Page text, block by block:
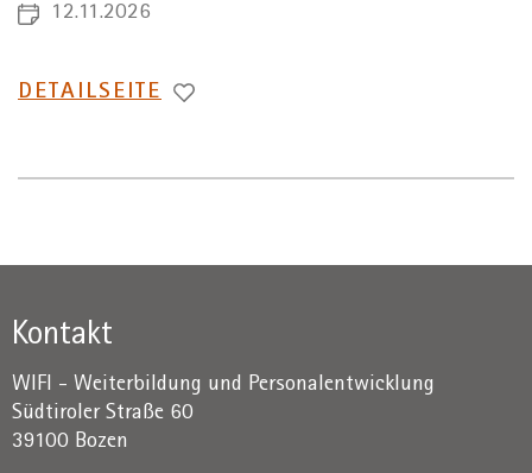
12.11.2026
WECHSEL
DETAILSEITE
Kontakt
WIFI - Weiterbildung und Personalentwicklung
Südtiroler Straße 60
39100 Bozen